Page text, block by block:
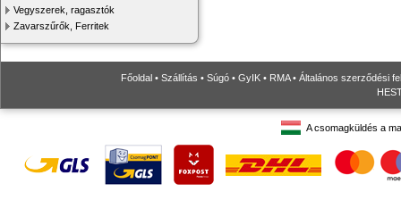
Vegyszerek, ragasztók
Zavarszűrők, Ferritek
Főoldal • Szállítás • Súgó • GyIK • RMA• Általános szerződési
A csomagküldés a